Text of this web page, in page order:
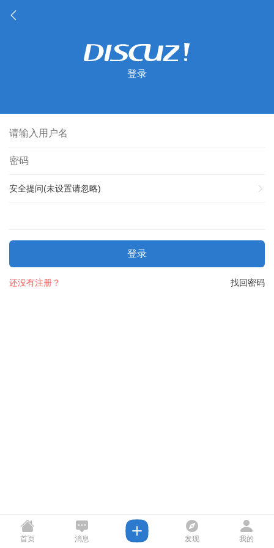
登录
安全提问(未设置请忽略)
登录
找回密码
还没有注册？
首页 消息 发现 我的